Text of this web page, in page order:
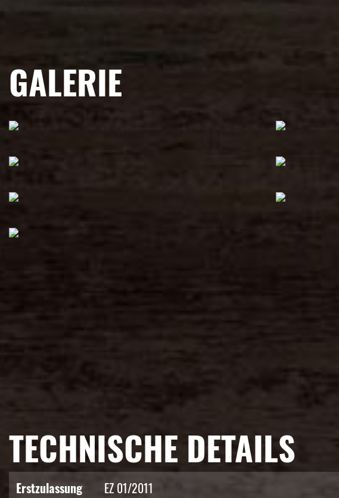
GALERIE
TECHNISCHE DETAILS
Erstzulassung
EZ 01/2011